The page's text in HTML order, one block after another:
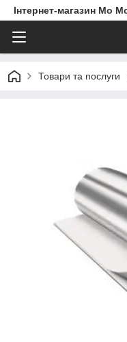
Інтернет-магазин Mo
Товари та послуги